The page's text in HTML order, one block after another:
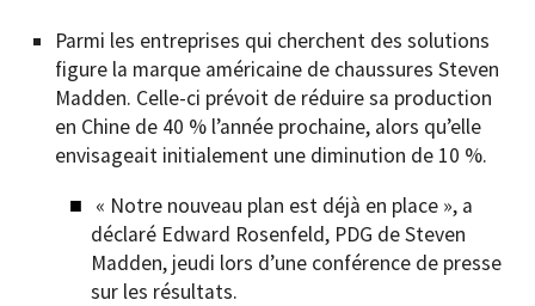
Parmi les entreprises qui cherchent des solutions
figure la marque américaine de chaussures Steven
Madden. Celle-ci prévoit de réduire sa production
en Chine de 40 % l’année prochaine, alors qu’elle
envisageait initialement une diminution de 10 %.
« Notre nouveau plan est déjà en place », a
déclaré Edward Rosenfeld, PDG de Steven
Madden, jeudi lors d’une conférence de presse
sur les résultats.